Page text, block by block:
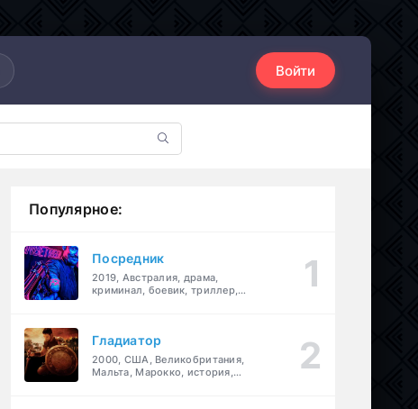
Войти
Популярное:
Посредник
2019, Австралия, драма,
криминал, боевик, триллер,
Гладиатор
2000, США, Великобритания,
Мальта, Марокко, история,